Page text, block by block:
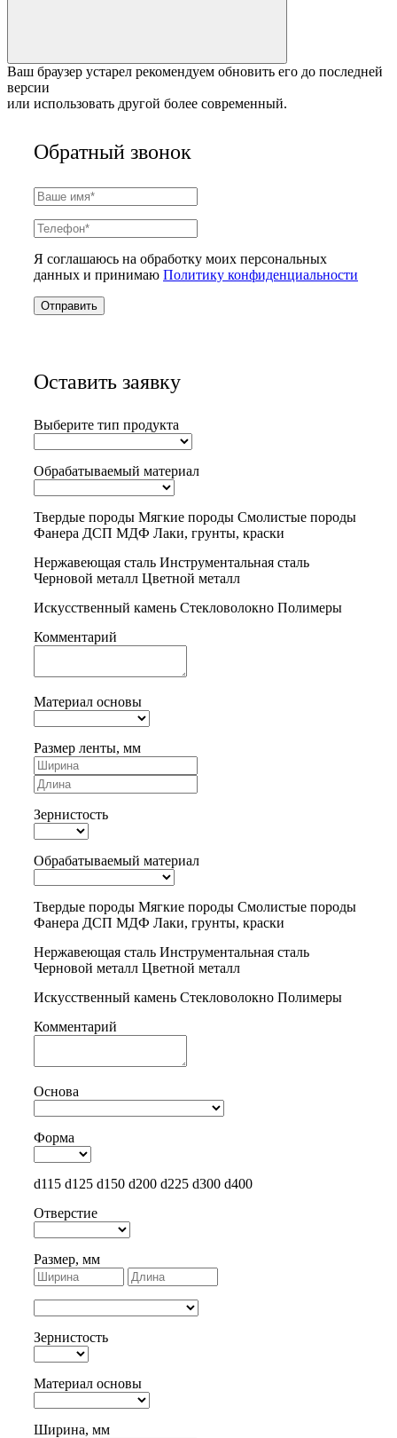
Ваш браузер устарел рекомендуем обновить его до последней
версии
или использовать другой более современный.
Обратный звонок
Я соглашаюсь на обработку моих персональных
данных и принимаю Политику конфиденциальности
Отправить
Оставить заявку
Выберите тип продукта
Обрабатываемый материал
Твердые породы Мягкие породы Смолистые породы
Фанера ДСП МДФ Лаки, грунты, краски
Нержавеющая сталь Инструментальная сталь
Черновой металл Цветной металл
Искусственный камень Стекловолокно Полимеры
Комментарий
Материал основы
Размер ленты, мм
Зернистость
Обрабатываемый материал
Твердые породы Мягкие породы Смолистые породы
Фанера ДСП МДФ Лаки, грунты, краски
Нержавеющая сталь Инструментальная сталь
Черновой металл Цветной металл
Искусственный камень Стекловолокно Полимеры
Комментарий
Основа
Форма
d115 d125 d150 d200 d225 d300 d400
Отверстие
Размер, мм
Зернистость
Материал основы
Ширина, мм